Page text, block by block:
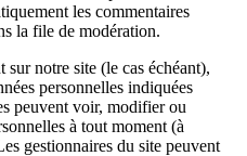
les commentaires
la file de modération.
sur notre site (le cas échéant),
personnelles indiquées
peuvent voir, modifier ou
à tout moment (à
gestionnaires du site peuvent